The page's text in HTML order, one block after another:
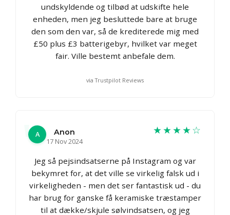
undskyldende og tilbød at udskifte hele
enheden, men jeg besluttede bare at bruge
den som den var, så de krediterede mig med
£50 plus £3 batterigebyr, hvilket var meget
fair. Ville bestemt anbefale dem.
via Trustpilot Reviews
A
Anon
17 Nov 2024
★★★★☆
Jeg så pejsindsatserne på Instagram og var
bekymret for, at det ville se virkelig falsk ud i
virkeligheden - men det ser fantastisk ud - du
har brug for ganske få keramiske træstamper
til at dække/skjule sølvindsatsen, og jeg